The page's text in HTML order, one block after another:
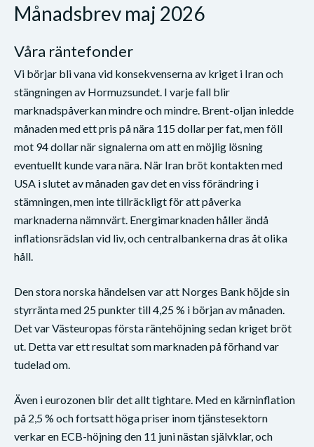
Månadsbrev maj 2026
Våra räntefonder
Vi börjar bli vana vid konsekvenserna av kriget i Iran och
stängningen av Hormuzsundet. I varje fall blir
marknadspåverkan mindre och mindre. Brent-oljan inledde
månaden med ett pris på nära 115 dollar per fat, men föll
mot 94 dollar när signalerna om att en möjlig lösning
eventuellt kunde vara nära. När Iran bröt kontakten med
USA i slutet av månaden gav det en viss förändring i
stämningen, men inte tillräckligt för att påverka
marknaderna nämnvärt. Energimarknaden håller ändå
inflationsrädslan vid liv, och centralbankerna dras åt olika
håll.
Den stora norska händelsen var att Norges Bank höjde sin
styrränta med 25 punkter till 4,25 % i början av månaden.
Det var Västeuropas första räntehöjning sedan kriget bröt
ut. Detta var ett resultat som marknaden på förhand var
tudelad om.
Även i eurozonen blir det allt tightare. Med en kärninflation
på 2,5 % och fortsatt höga priser inom tjänstesektorn
verkar en ECB-höjning den 11 juni nästan självklar, och